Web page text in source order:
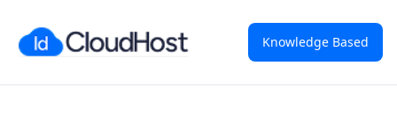
Knowledge Based